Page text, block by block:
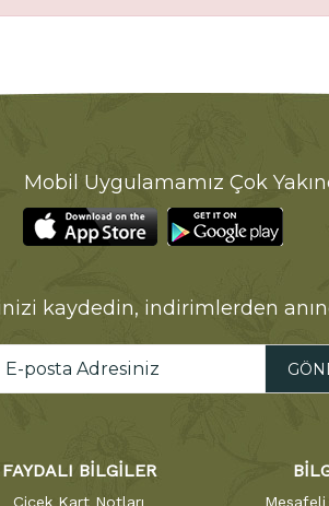
Mobil Uygulamamız Çok
kaydedin, indirimlerden
FAYDALI BİLGİLER
Çiçek Kart Notları
Mesafeli